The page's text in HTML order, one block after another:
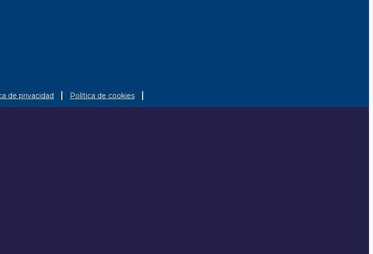
de privacidad Política de cookies